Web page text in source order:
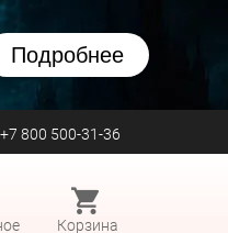
Подробнее
+7 800 500-31-36
Корзина